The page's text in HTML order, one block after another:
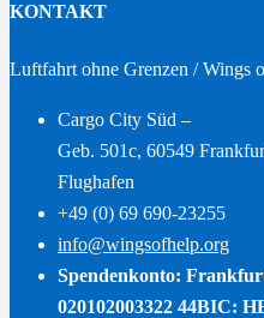
KONTAKT
Luftfahrt ohne Grenzen / Wings
Cargo City Süd –
Geb. 501c, 60549
Flughafen
+49 (0) 69 690-23255
info@wingsofhelp.org
Spendenkonto:
020102003322 44BIC: